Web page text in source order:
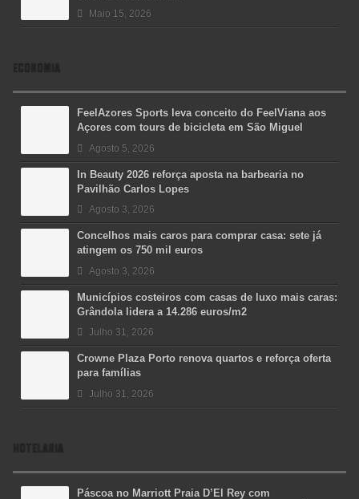
Maio 15, 2026
ECONOMIA
FeelAzores Sports leva conceito do FeelViana aos
Açores com tours de bicicleta em São Miguel
Agosto 5, 2026
In Beauty 2026 reforça aposta na barbearia no
Pavilhão Carlos Lopes
Agosto 3, 2026
Concelhos mais caros para comprar casa: sete já
atingem os 750 mil euros
Agosto 3, 2026
Municípios costeiros com casas de luxo mais caras:
Grândola lidera a 14.286 euros/m2
Julho 31, 2026
Crowne Plaza Porto renova quartos e reforça oferta
para famílias
Julho 31, 2026
HOTELARIA
Páscoa no Marriott Praia D’El Rey com